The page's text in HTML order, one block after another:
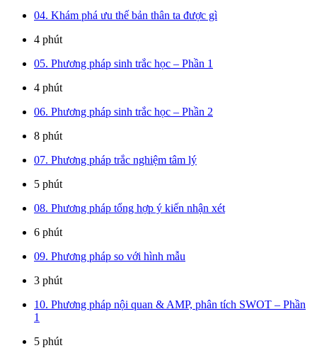
04. Khám phá ưu thế bản thân ta được gì
4 phút
05. Phương pháp sinh trắc học – Phần 1
4 phút
06. Phương pháp sinh trắc học – Phần 2
8 phút
07. Phương pháp trắc nghiệm tâm lý
5 phút
08. Phương pháp tổng hợp ý kiến nhận xét
6 phút
09. Phương pháp so với hình mẫu
3 phút
10. Phương pháp nội quan & AMP, phân tích SWOT – Phần
1
5 phút